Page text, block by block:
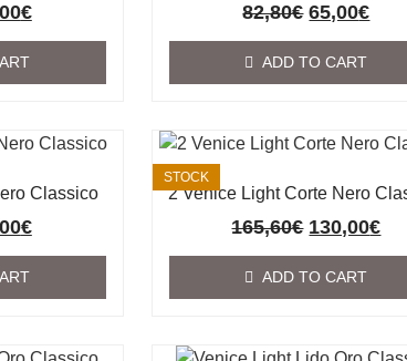
€ 82,80€ 65,00€
ADD TO CART
Classico
€
2 Venice Light Corte Nero
STOCK
165,60€ 130,00€
ADD TO CART